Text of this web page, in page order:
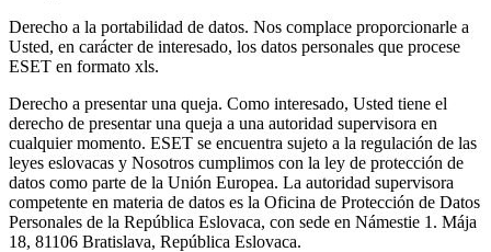
Derecho a la portabilidad de datos. Nos complace proporcionarle a
Usted, en carácter de interesado, los datos personales que procese
ESET en formato xls.
Derecho a presentar una queja. Como interesado, Usted tiene el
derecho de presentar una queja a una autoridad supervisora en
cualquier momento. ESET se encuentra sujeto a la regulación de las
leyes eslovacas y Nosotros cumplimos con la ley de protección de
datos como parte de la Unión Europea. La autoridad supervisora
competente en materia de datos es la Oficina de Protección de Datos
Personales de la República Eslovaca, con sede en Námestie 1. Mája
18, 81106 Bratislava, República Eslovaca.